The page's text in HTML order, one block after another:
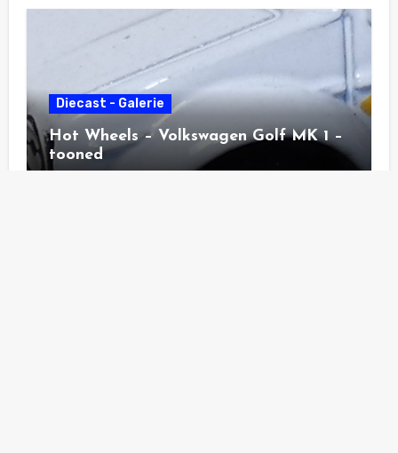
Diecast - Galerie
Hot Wheels – Volkswagen Golf MK 1 –
tooned